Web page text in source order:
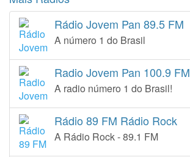
Rádio Jovem Pan 89.5 FM
A número 1 do Brasil
Radio Jovem Pan 100.9 FM
A radio número 1 do Brasil!
Rádio 89 FM Rádio Rock
A Rádio Rock - 89.1 FM